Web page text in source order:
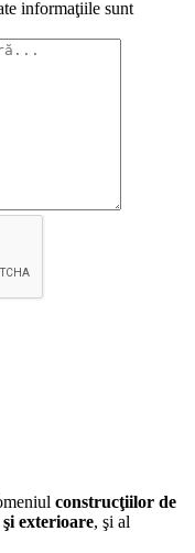
informaţiile sunt
construcţiilor de
exterioare, şi al